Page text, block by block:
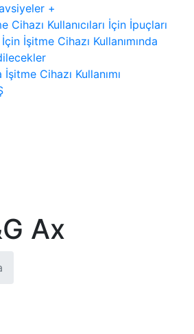
+
Cihazı Kullanıcıları İçin İpuçları
İşitme Cihazı Kullanımında
İşitme Cihazı Kullanımı
Ax